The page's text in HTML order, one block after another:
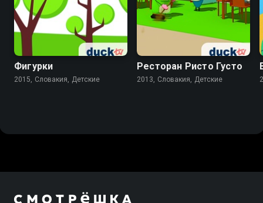
Фигурки
2015, Словакия, Детские
Ресторан Ристо Густо
2013, Словакия, Детские